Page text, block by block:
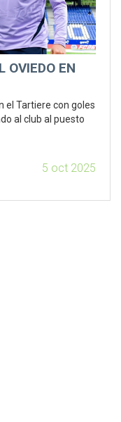
OVIEDO EN
el Tartiere con goles
al club al puesto
5 oct 2025